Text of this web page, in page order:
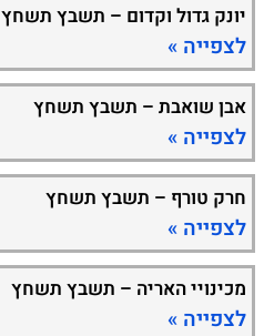
יונק גדול וקדום – תשבץ תשחץ
לצפייה »
אבן שואבת – תשבץ תשחץ
לצפייה »
חרק טורף – תשבץ תשחץ
לצפייה »
מכינויי האריה – תשבץ תשחץ
לצפייה »